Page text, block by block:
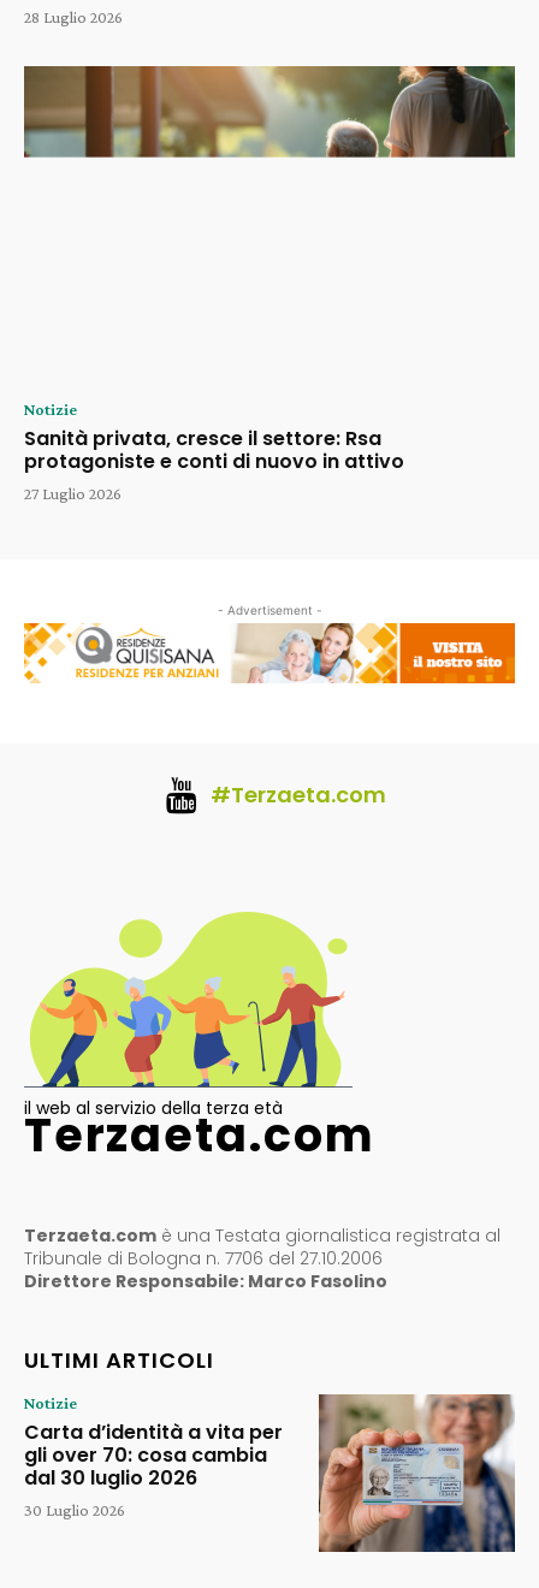
28 Luglio 2026
Notizie
Sanità privata, cresce il settore: Rsa
protagoniste e conti di nuovo in attivo
27 Luglio 2026
- Advertisement -
#Terzaeta.com
il web al servizio della terza età
Terzaeta.com
Terzaeta.com è una Testata giornalistica registrata al
Tribunale di Bologna n. 7706 del 27.10.2006
Direttore Responsabile: Marco Fasolino
ULTIMI ARTICOLI
Notizie
Carta d’identità a vita per
gli over 70: cosa cambia
dal 30 luglio 2026
30 Luglio 2026